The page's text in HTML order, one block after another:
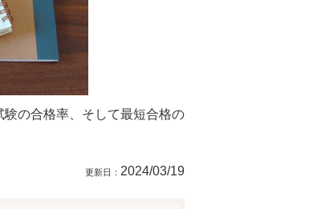
の合格率、そして最短合格の
2024/03/19